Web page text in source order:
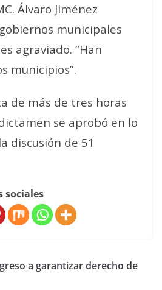
Álvaro Jiménez
municipales
agraviado. “Han
municipios”.
de más de tres horas
se aprobó en lo
discusión de 51
sociales
a garantizar derecho de